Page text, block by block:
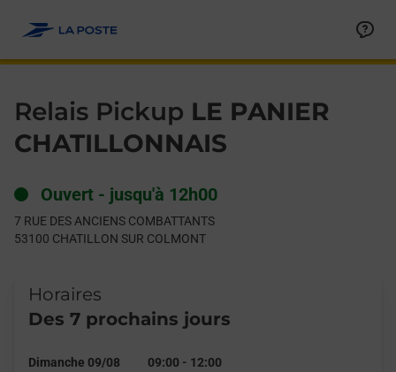
Relais Pickup LE PANIER
CHATILLONNAIS
Ouvert - jusqu'à 12h00
7 RUE DES ANCIENS COMBATTANTS
53100 CHATILLON SUR COLMONT
Horaires
Des 7 prochains jours
Dimanche 09/08 09:00 - 12:00